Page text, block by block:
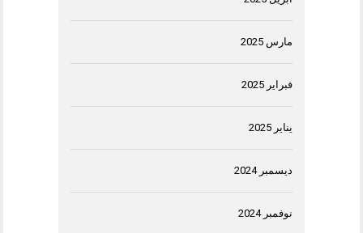
مارس 2025
فبراير 2025
يناير 2025
ديسمبر 2024
نوفمبر 2024